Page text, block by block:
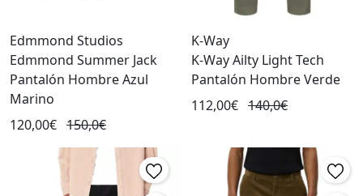
Edmmond Studios
Edmmond Summer Jack
Pantalón Hombre Azul
Marino
120,00€ 150,0€
K-Way
K-Way Ailty Light Tech
Pantalón Hombre Verde
112,00€ 140,0€